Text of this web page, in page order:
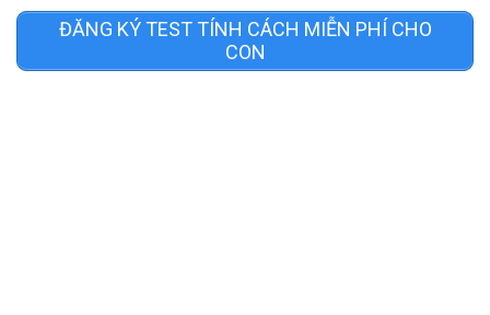
ĐĂNG KÝ TEST TÍNH CÁCH MIỄN PHÍ CHO
CON